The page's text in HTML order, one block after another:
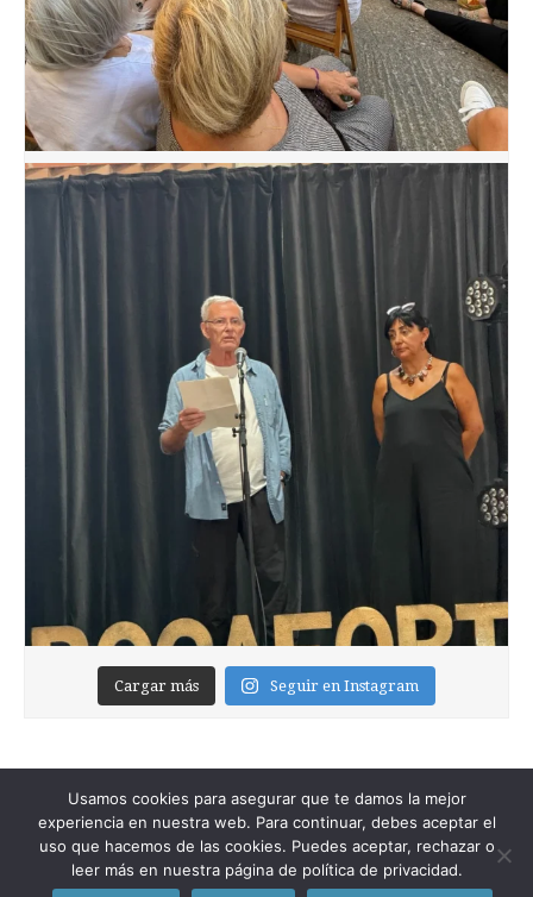
Cargar más Seguir en Instagram
Copyright © 2026 Foixblog . All Rights Reserved.
Usamos cookies para asegurar que te damos la mejor
experiencia en nuestra web. Para continuar, debes aceptar el
uso que hacemos de las cookies. Puedes aceptar, rechazar o
leer más en nuestra página de política de privacidad.